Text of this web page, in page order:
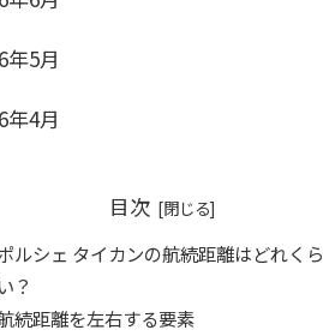
年5月
年4月
目次
ルシェ タイカンの航続距離はどれくら
い？
続距離を左右する要素